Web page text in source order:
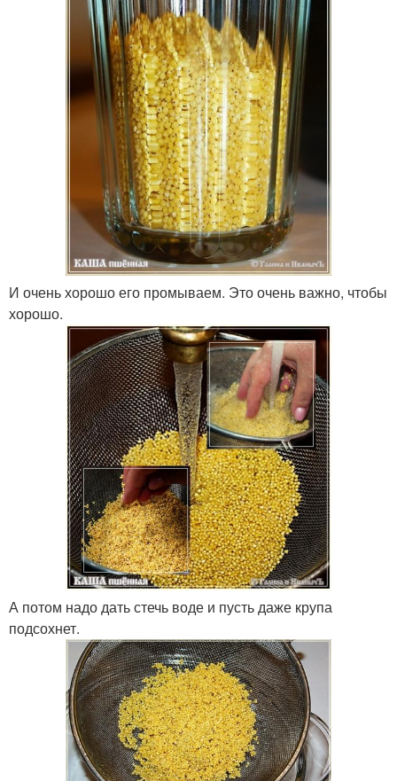
И очень хорошо его промываем. Это очень важно, чтобы
хорошо.
А потом надо дать стечь воде и пусть даже крупа
подсохнет.